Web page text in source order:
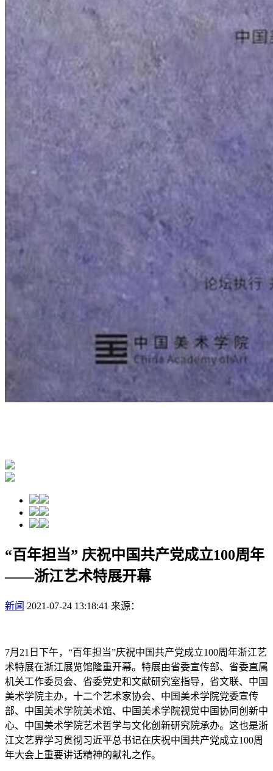
“百年担当” 庆祝中国共产党成立100周年
——浙江艺术特展开幕
新闻 2021-07-24 13:18:41 来源：
7月21日下午，“百年担当”庆祝中国共产党成立100周年浙江艺
术特展在浙江展览馆隆重开幕。特展由省委宣传部、省委直属
机关工作委员会、省委党史和文献研究室指导，省文联、中国
美术学院主办，十二个艺术家协会、中国美术学院党委宣传
部、中国美术学院美术馆、中国美术学院视觉中国协同创新中
心、中国美术学院艺术哲学与文化创新研究院承办。这也是浙
江文艺界学习贯彻习近平总书记在庆祝中国共产党成立100周
年大会上重要讲话精神的献礼之作。